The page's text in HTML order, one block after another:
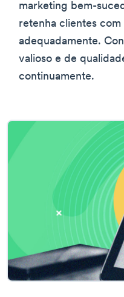
marketing bem-
retenha clientes com
adequadamente.
valioso e de
continuamente.